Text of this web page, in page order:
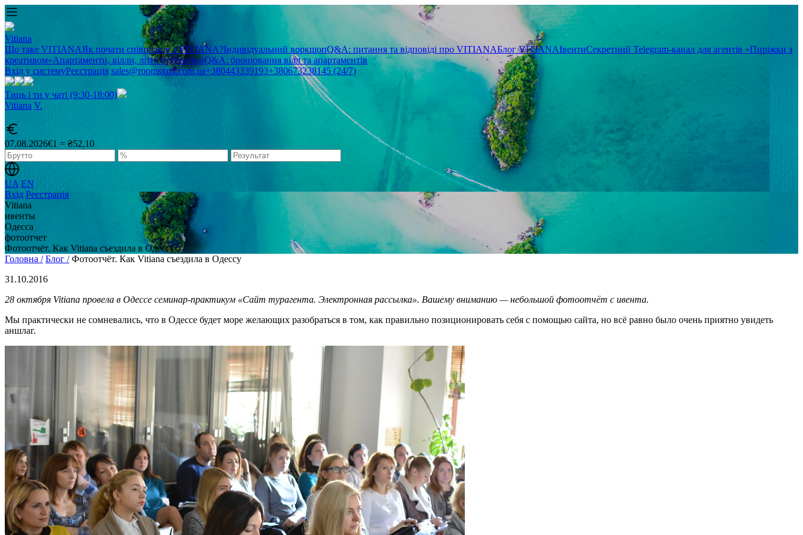
Vitiana
Що таке VITIANAЯк почати співпрацю з VITIANA?Індивідуальний воркшопQ&A: питання та відповіді про VITIANAБлог VITIANAІвентиСекретний Telegram-канал для агентів «Пиріжки з
креативом»Апартаменти, вілли, літні будиночкиQ&A: бронювання вілл та апартаментів
Вхід у системуРеєстрація sales@roomsxml.com.ua+380443339193+380673238145 (24/7)
Тиць і ти у чаті (9:30-18:00)
Vitiana V.
07.08.2026€1 = ₴52,10
UA EN
Вхід Реєстрація
Vitiana
ивенты
Одесса
фотоотчет
Фотоотчёт. Как Vitiana съездила в Одессу
Головна / Блог / Фотоотчёт. Как Vitiana съездила в Одессу
31.10.2016
28 октября Vitiana провела в Одессе семинар-практикум «Сайт турагента. Электронная рассылка». Вашему вниманию — небольшой фотоотчёт с ивента.
Мы практически не сомневались, что в Одессе будет море желающих разобраться в том, как правильно позиционировать себя с помощью сайта, но всё равно было очень приятно увидеть
аншлаг.